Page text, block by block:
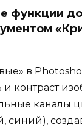
функции
в
и контраст
каналы
синий),